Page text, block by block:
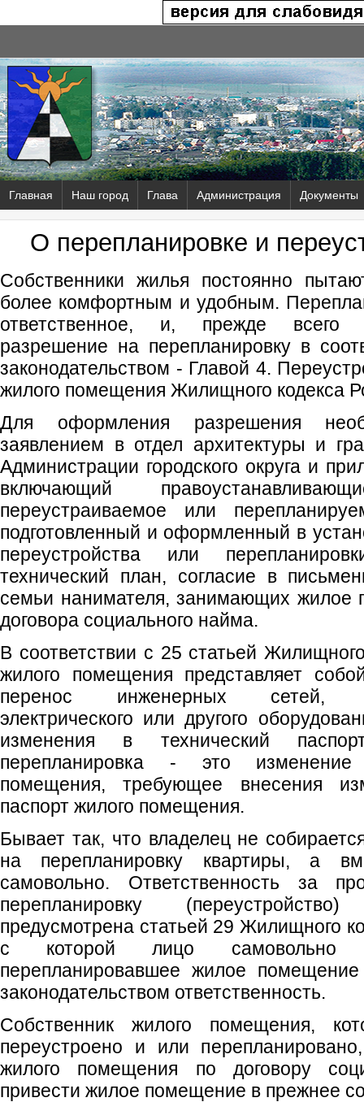
Главная Наш город Глава Администрация Документы
О перепланировке и
Собственники жилья постоянно
более комфортным и удобным.
ответственное, и, прежде всего
разрешение на перепланировку в
законодательством - Главой 4.
жилого помещения Жилищного кодекса
Для оформления разрешения
заявлением в отдел архитектуры и
Администрации городского округа и
включающий
переустраиваемое или
подготовленный и оформленный в
переустройства или
технический план, согласие в
семьи нанимателя, занимающих жилое
договора социального найма.
В соответствии с 25 статьей
жилого помещения представляет
перенос инженерных сетей,
электрического или другого
изменения в технический
перепланировка - это изменение
помещения, требующее внесения
паспорт жилого помещения.
Бывает так, что владелец не
на перепланировку квартиры, а
самовольно. Ответственность за
перепланировку
предусмотрена статьей 29 Жилищного
с которой лицо самовольно
перепланировавшее жилое
законодательством ответственность.
Собственник жилого помещения,
переустроено и или
жилого помещения по договору
привести жилое помещение в прежнее